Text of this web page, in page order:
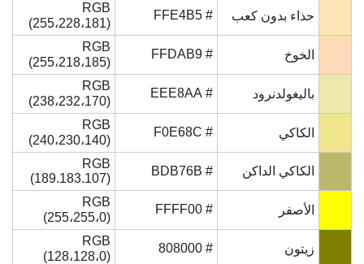
حذاء بدون كعب # FFE4B5
RGB
(255،228،181)
الخوخ # FFDAB9
RGB
(255،218،185)
باليغولدنرود # EEE8AA
RGB
(238،232،170)
الكاكي # F0E68C
RGB
(240،230،140)
الكاكي الداكن # BDB76B
RGB
(189.183.107)
الأصفر # FFFF00
RGB
(255،255،0)
زيتون # 808000
RGB
(128،128،0)